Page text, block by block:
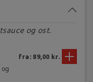
og ost.
fra: 89,00 kr.